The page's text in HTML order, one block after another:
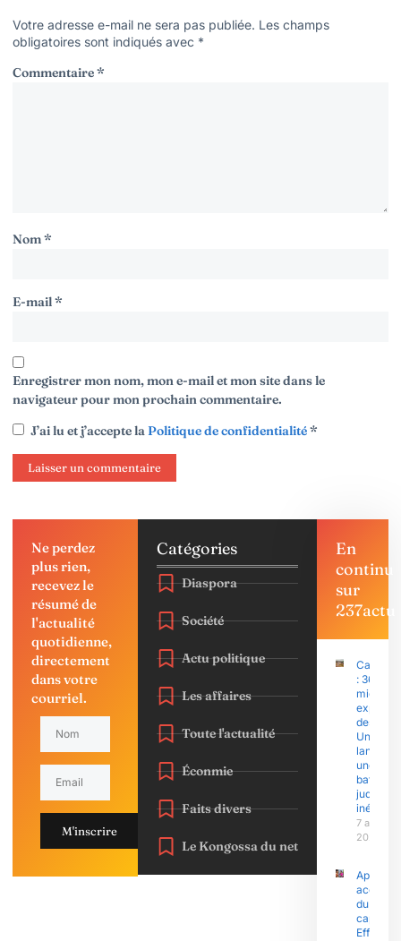
Votre adresse e-mail ne sera pas publiée. Les champs
obligatoires sont indiqués avec *
Commentaire*
Nom*
E-mail*
Enregistrer mon nom, mon e-mail et mon site dans le
navigateur pour mon prochain commentaire.
J’ai lu et j’accepte laPolitique de confidentialité*
Ne perdez
plus rien,
recevez le
résumé de
l'actualité
quotidienne,
directement
dans votre
courriel.
M'inscrire
Catégories
Diaspora
Société
Actu politique
Les affaires
Toute l'actualité
Éconmie
Faits divers
Le Kongossa du net
En
continu
sur
237actu
: 36
migrants
expulsés
des
Unis
lancent
une
bataille
inédite
7 août
2026
Après
du